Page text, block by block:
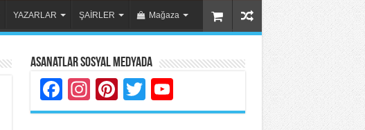
YAZARLAR ŞAİRLER Mağaza
Asanatlar Sosyal Medyada
Facebook
Instagram
Pinterest
Twitter